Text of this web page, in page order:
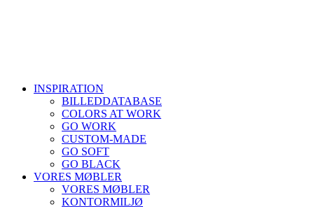
INSPIRATION
BILLEDDATABASE
COLORS AT WORK
GO WORK
CUSTOM-MADE
GO SOFT
GO BLACK
VORES MØBLER
VORES MØBLER
KONTORMILJØ